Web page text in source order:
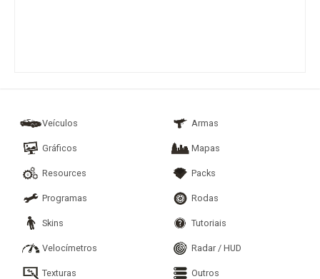
Veículos Armas
Gráficos Mapas
Resources Packs
Programas Rodas
Skins Tutoriais
Velocímetros Radar / HUD
Texturas Outros